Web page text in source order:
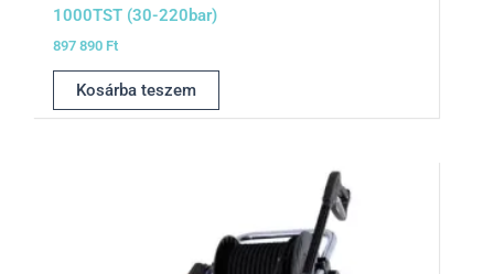
1000TST (30-220bar)
897 890 Ft
Kosárba teszem